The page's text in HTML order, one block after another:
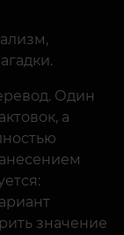
Один
а
значение